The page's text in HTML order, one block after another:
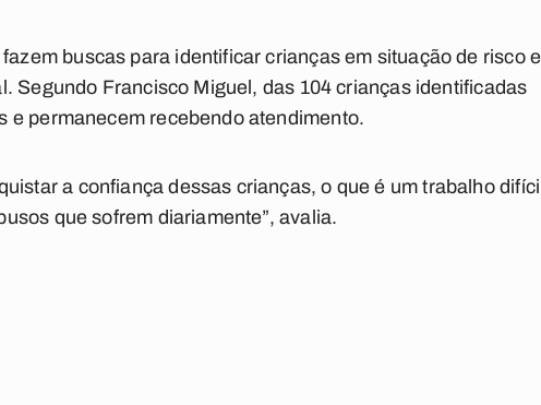
buscas para identificar crianças em situação de risco e
Segundo Francisco Miguel, das 104 crianças identificadas
e permanecem recebendo atendimento.
a confiança dessas crianças, o que é um trabalho difícil
que sofrem diariamente”, avalia.